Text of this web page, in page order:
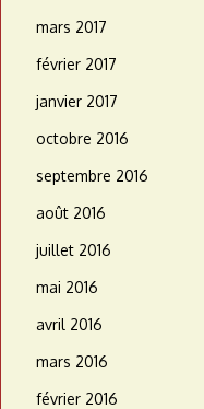
mars 2017
février 2017
janvier 2017
octobre 2016
septembre 2016
août 2016
juillet 2016
mai 2016
avril 2016
mars 2016
février 2016